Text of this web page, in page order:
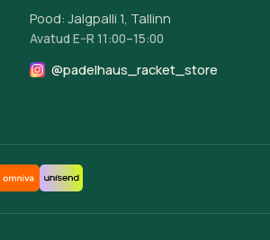
Pood: Jalgpalli 1, Tallinn
Avatud E–R 11:00–15:00
@padelhaus_racket_store